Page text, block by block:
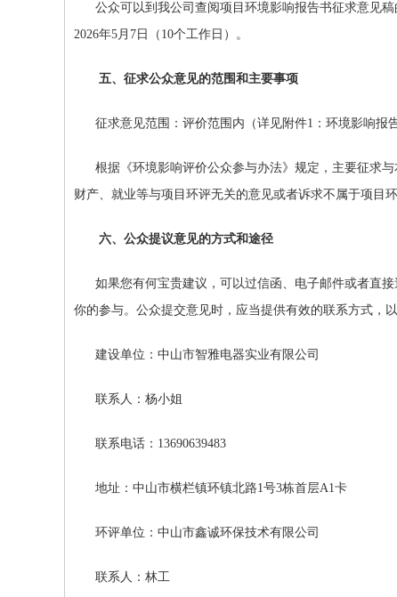
公众可以到我公司查阅项目环境影响报告书征求意见
2026年5月 7 日（ 10个工作日）。
五、征求公众意见的范围和主要事项
征求意见范围：评价范围内（详见附件1： 环境影响报
根据《环境影响评价公众参与办法》规定，主要征求
财产、就业等与项目环评无关的意见或者诉求不属于项目环
六、公众提议意见的方式和途径
如果您有何宝贵建议，可以过信函、电子邮件或者直
你的参与。公众提交意见时，应当提供有效的联系方式，
建设单位：中山市智雅电器实业有限公司
联系人：杨小姐
联系电话： 13690639483
地址： 中山市横栏镇环镇北路1号3栋首层A1卡
环评单位：中山市鑫诚环保技术有限公司
联系人：林工